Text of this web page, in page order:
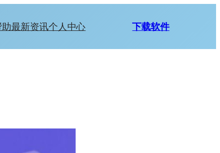
最新资讯个人中心 下载软件